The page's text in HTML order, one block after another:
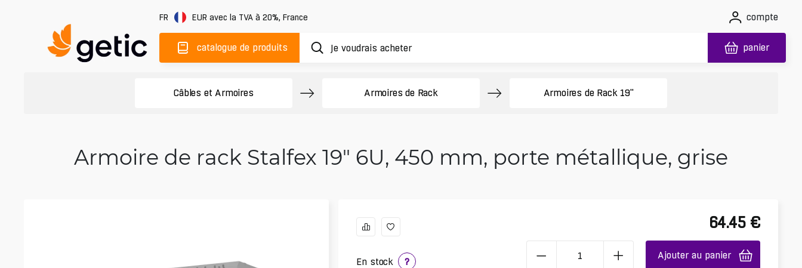
FR EUR avec la TVA à 20%, France compte
catalogue de produits panier
Câbles et Armoires Armoires de Rack Armoires de Rack 19"
Armoire de rack Stalfex 19" 6U, 450 mm, porte métallique, grise
En stock ?
64.45 €
Ajouter au panier